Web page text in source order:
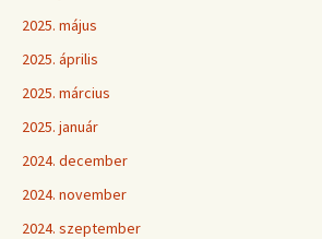
2025. május
2025. április
2025. március
2025. január
2024. december
2024. november
2024. szeptember